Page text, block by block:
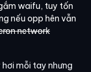
waifu, tuy tốn
nếu opp hên vẫn
network
mỗi tay nhưng